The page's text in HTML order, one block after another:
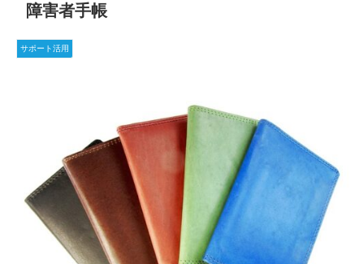
障害者手帳
サポート活用